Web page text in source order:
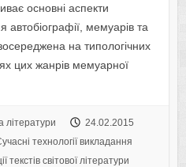
основні аспекти
автобіографії, мемуарів та
на типологічних
цих жанрів мемуарної
літератури
24.02.2015
технології викладання
текстів світової літератури